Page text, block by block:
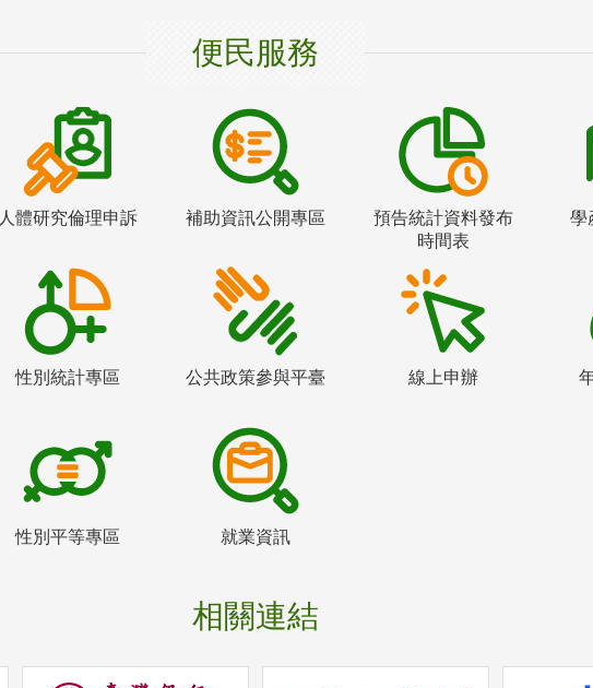
便民服務
人體研究倫理申訴 補助資訊公開專區
預告統計資料發布
時間表
學
性別統計專區 公共政策參與平臺 線上申辦
性別平等專區 就業資訊
相關連結